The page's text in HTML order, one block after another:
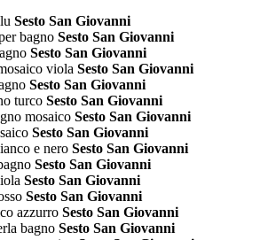
Sesto San Giovanni
bagno Sesto San Giovanni
Sesto San Giovanni
viola Sesto San Giovanni
Sesto San Giovanni
turco Sesto San Giovanni
mosaico Sesto San Giovanni
Sesto San Giovanni
e nero Sesto San Giovanni
Sesto San Giovanni
Sesto San Giovanni
Sesto San Giovanni
azzurro Sesto San Giovanni
bagno Sesto San Giovanni